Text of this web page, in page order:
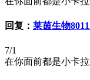
回复： 莱茵生物
7/1
在你面前都是小卡